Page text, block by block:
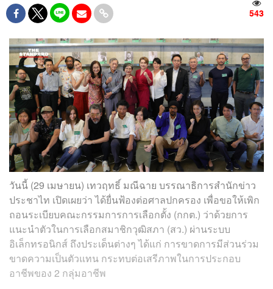
543
วันนี้ (29 เมษายน) เทวฤทธิ์ มณีฉาย บรรณาธิการสำนักข่าว
ประชาไท เปิดเผยว่า ได้ยื่นฟ้องต่อศาลปกครอง เพื่อขอให้เพิก
ถอนระเบียบคณะกรรมการการเลือกตั้ง (กกต.) ว่าด้วยการ
แนะนำตัวในการเลือกสมาชิกวุฒิสภา (สว.) ผ่านระบบ
อิเล็กทรอนิกส์ ถึงประเด็นต่างๆ ได้แก่ การขาดการมีส่วนร่วม
ขาดความเป็นตัวแทน กระทบต่อเสรีภาพในการประกอบ
อาชีพของ 2 กลุ่มอาชีพ